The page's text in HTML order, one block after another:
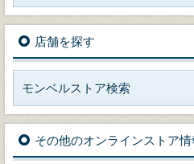
店舗を探す
モンベルストア検索
その他のオンラインストア情